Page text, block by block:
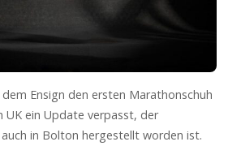
Ensign den ersten Marathonschuh
UK ein Update verpasst, der
in Bolton hergestellt worden ist.